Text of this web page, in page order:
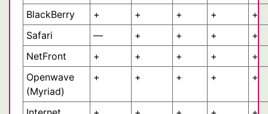
BlackBerry
+ + + +
+
Safari
— + + +
+
NetFront
+ + + +
+
Openwave
(Myriad)
+ + + + +